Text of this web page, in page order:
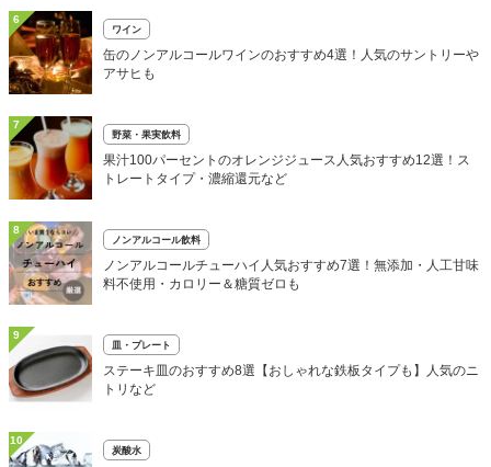
6
ワイン
缶のノンアルコールワインのおすすめ4選！人気のサントリーや
アサヒも
7
野菜・果実飲料
果汁100パーセントのオレンジジュース人気おすすめ12選！ス
トレートタイプ・濃縮還元など
8
ノンアルコール飲料
ノンアルコールチューハイ人気おすすめ7選！無添加・人工甘味
料不使用・カロリー＆糖質ゼロも
9
皿・プレート
ステーキ皿のおすすめ8選【おしゃれな鉄板タイプも】人気のニ
トリなど
10
炭酸水